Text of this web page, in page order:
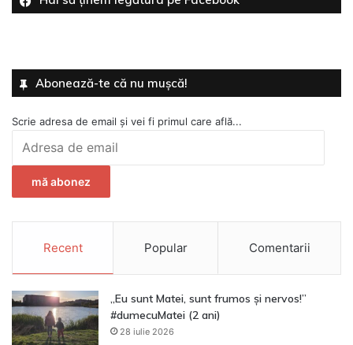
Abonează-te că nu mușcă!
Scrie adresa de email și vei fi primul care află...
de
mă abonez
Recent Popular Comentarii
„Eu sunt Matei, sunt frumos și nervos!”
#dumecuMatei (2 ani)
28 iulie 2026